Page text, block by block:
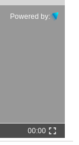
Powered by:
00:00